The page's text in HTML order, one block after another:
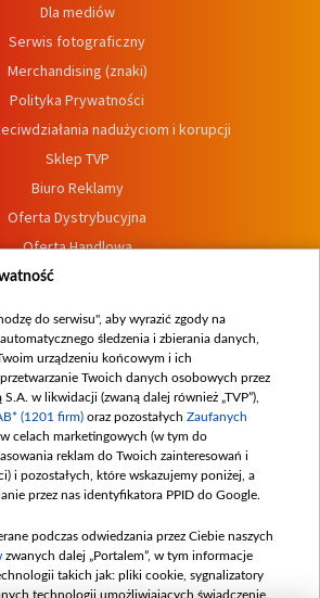
Dla mediów
Serwis fotograficzny
Merchandising (znaki)
Polityka Prywatności
nadużyciom i korupcji
Sklep TVP
Biuro Reklamy
Oferta Dystrybucyjna
Oferta Handlowa
Dostępność
zgłoszeń wewnętrznych
do serwisu", aby wyrazić zgody na
śledzenia i zbierania danych,
urządzeniu końcowym i ich
Twoich danych osobowych przez
w likwidacji (zwaną dalej również „TVP”),
(1201 firm) oraz pozostałych Zaufanych
, w celach marketingowych (w tym do
reklam do Twoich zainteresowań i
i pozostałych, które wskazujemy poniżej, a
przez nas identyfikatora PPID do Google.
podczas odwiedzania przez Ciebie naszych
zwanych dalej „Portalem”, w tym informacje
takich jak: pliki cookie, sygnalizatory
technologii umożliwiających świadczenie